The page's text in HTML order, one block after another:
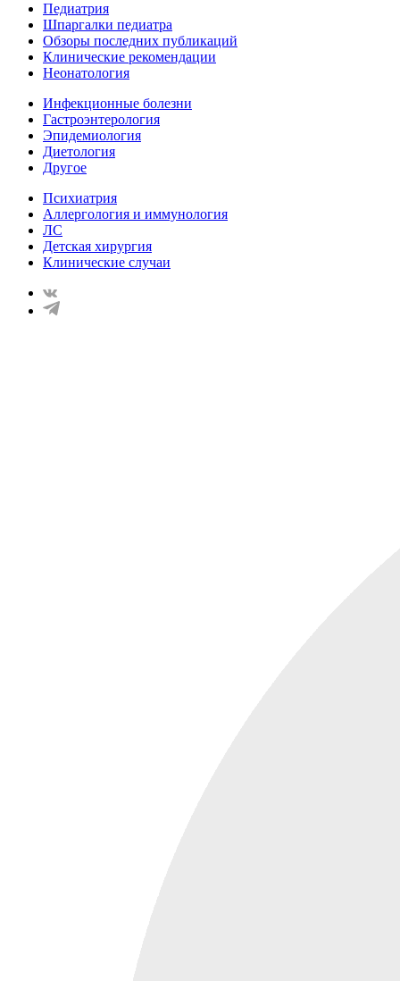
Педиатрия
Шпаргалки педиатра
Обзоры последних публикаций
Клинические рекомендации
Неонатология
Инфекционные болезни
Гастроэнтерология
Эпидемиология
Диетология
Другое
Психиатрия
Аллергология и иммунология
ЛС
Детская хирургия
Клинические случаи